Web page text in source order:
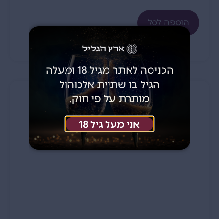
הוספה לסל
בלאק טוליפ מגנום – 2018
הכניסה לאתר מגיל 18 ומעלה
הגיל בו שתיית אלכוהול
מותרת על פי חוק.
אני מעל גיל 18